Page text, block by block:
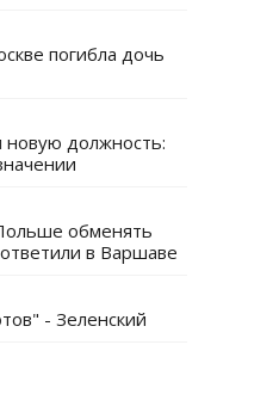
погибла дочь
должность:
обменять
в Варшаве
- Зеленский